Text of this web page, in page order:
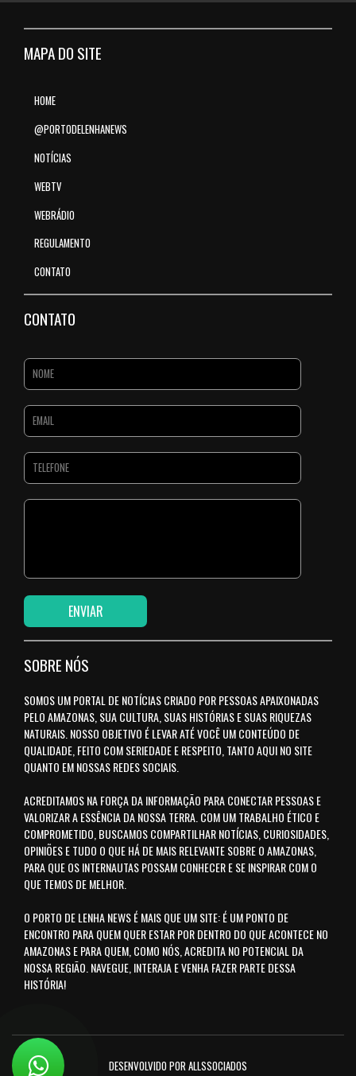
MAPA DO SITE
HOME
@PORTODELENHANEWS
NOTÍCIAS
WEBTV
WEBRÁDIO
REGULAMENTO
CONTATO
CONTATO
SOBRE NÓS
SOMOS UM PORTAL DE NOTÍCIAS CRIADO POR PESSOAS APAIXONADAS
PELO AMAZONAS, SUA CULTURA, SUAS HISTÓRIAS E SUAS RIQUEZAS
NATURAIS. NOSSO OBJETIVO É LEVAR ATÉ VOCÊ UM CONTEÚDO DE
QUALIDADE, FEITO COM SERIEDADE E RESPEITO, TANTO AQUI NO SITE
QUANTO EM NOSSAS REDES SOCIAIS.
ACREDITAMOS NA FORÇA DA INFORMAÇÃO PARA CONECTAR PESSOAS E
VALORIZAR A ESSÊNCIA DA NOSSA TERRA. COM UM TRABALHO ÉTICO E
COMPROMETIDO, BUSCAMOS COMPARTILHAR NOTÍCIAS, CURIOSIDADES,
OPINIÕES E TUDO O QUE HÁ DE MAIS RELEVANTE SOBRE O AMAZONAS,
PARA QUE OS INTERNAUTAS POSSAM CONHECER E SE INSPIRAR COM O
QUE TEMOS DE MELHOR.
O PORTO DE LENHA NEWS É MAIS QUE UM SITE: É UM PONTO DE
ENCONTRO PARA QUEM QUER ESTAR POR DENTRO DO QUE ACONTECE NO
AMAZONAS E PARA QUEM, COMO NÓS, ACREDITA NO POTENCIAL DA
NOSSA REGIÃO. NAVEGUE, INTERAJA E VENHA FAZER PARTE DESSA
HISTÓRIA!
DESENVOLVIDO POR ALLSSOCIADOS